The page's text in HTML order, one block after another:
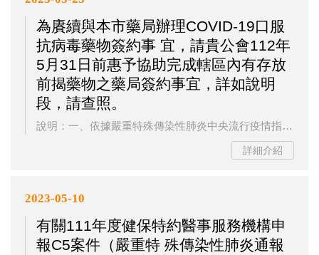
為賡續與本市藥局辦理COVID-19口服
抗病毒藥物簽約事 宜，請貴公會112年
5月31日前惠予協助完成轄區內有存放
前揭藥物之藥局簽約事宜，詳如說明
段，請查照。
說明：一、依據嚴重特殊傳染性肺炎中央流行疫情指揮中心112年4月28日肺中指字第1123800125號函辦理。二、鑑於原「COVID-19口服抗病毒藥物合約書」有效期間為自簽約日起僅至指揮中心解散日止，而自112年5月1日起指揮中心解編，為持續提供民眾COVID-19口服抗病毒藥物，請貴公會協助完成現COVID-19口服抗病毒藥物之藥物配賦點(核心藥局)及存放點(核心藥局調撥之衛星藥局及社區藥局等)簽約事宜，並於112年5月31日前統一提送下列資料至本局藥政科，俾利辦理後續簽約及用印事宜。...
詳細介紹
2023-05-10
有關111年度健保特約醫事服務機構申
報C5案件（嚴重特 殊傳染性肺炎通報